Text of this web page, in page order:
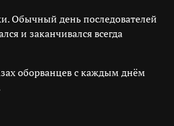
Обычный день последователей
и заканчивался всегда
оборванцев с каждым днём